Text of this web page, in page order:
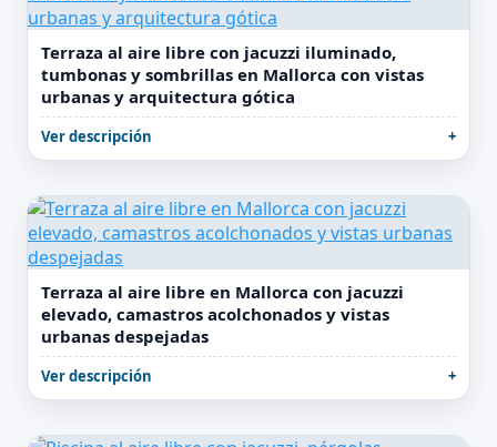
Terraza al aire libre con jacuzzi iluminado,
tumbonas y sombrillas en Mallorca con vistas
urbanas y arquitectura gótica
Ver descripción
Terraza al aire libre en Mallorca con jacuzzi
elevado, camastros acolchonados y vistas
urbanas despejadas
Ver descripción